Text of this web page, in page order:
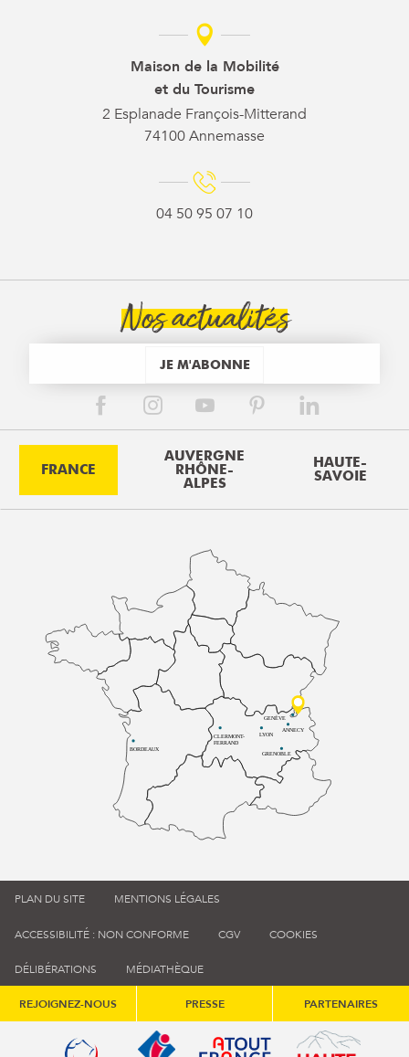
Maison de la Mobilité
et du Tourisme
2 Esplanade François-Mitterand
74100 Annemasse
04 50 95 07 10
Nos actualités
JE M'ABONNE
FRANCE
AUVERGNE
RHÔNE-
ALPES
HAUTE-
SAVOIE
BORDEAUX
CLERMONT-
FERRAND
LYON
ANNECY
GRENOBLE
GENÈVE
PLAN DU SITE MENTIONS LÉGALES
ACCESSIBILITÉ : NON CONFORME CGV COOKIES
DÉLIBÉRATIONS MÉDIATHÈQUE
REJOIGNEZ-NOUS PRESSE PARTENAIRES
Qualité tourisme (s'ouvre dans une nouvelle fenêtre)
Office de tourisme de France (s'ouvre
Atout France (s'ouvre dans